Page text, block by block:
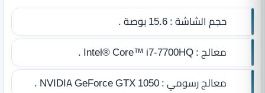
حجم الشاشة :15.6 بوصة .
معالج :Intel® Core™ i7‎-7700HQ .
معالج رسومي :NVIDIA GeForce GTX 1050 .